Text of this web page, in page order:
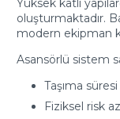
Yüksek katlı
oluşturmaktadır.
modern ekipman
Asansörlü sistem
Taşıma
Fiziksel risk